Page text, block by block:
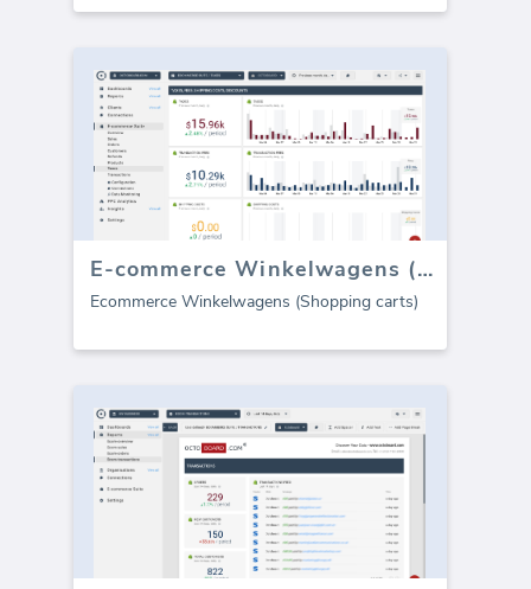
E-commerce Winkelwagens (Shopping Carts)
Ecommerce Winkelwagens (Shopping carts)